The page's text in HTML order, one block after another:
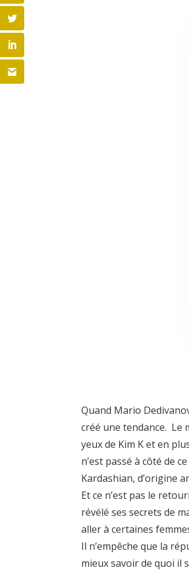
Quand Mario
créé une tendance. Le
yeux de Kim K et en
n’est passé à côté de
Kardashian, d’origine
Et ce n’est pas le
révélé ses secrets de
aller à certaines
Il n’empêche que la
mieux savoir de quoi il